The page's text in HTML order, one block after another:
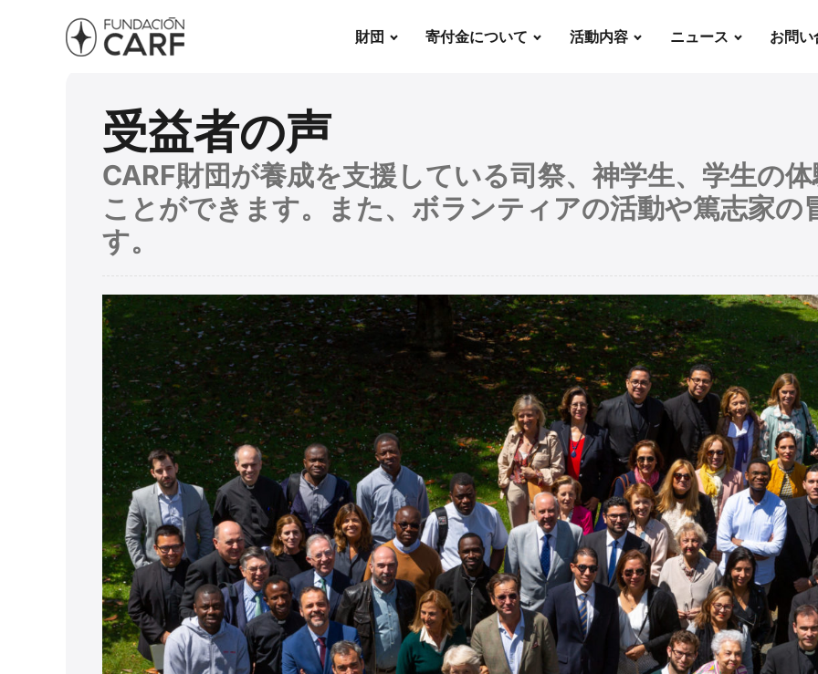
財団 寄付金について 活動内容 ニュース お問い
受益者の声
CARF財団が養成を支援している司祭、神学生、学生の
ことができます。また、ボランティアの活動や篤志家の
す。